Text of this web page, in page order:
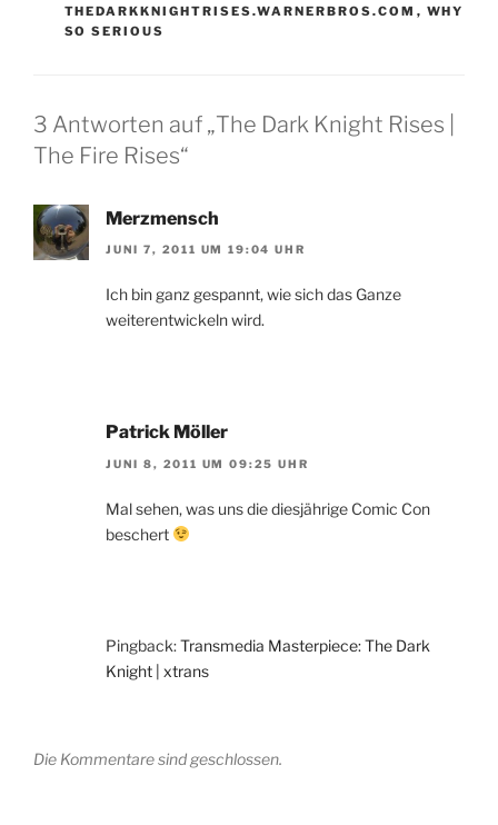
THEDARKKNIGHTRISES.WARNERBROS.COM , WHY
SO SERIOUS
3 Antworten auf „The Dark Knight Rises |
The Fire Rises“
Merzmensch
JUNI 7, 2011 UM 19:04 UHR
Ich bin ganz gespannt, wie sich das Ganze
weiterentwickeln wird.
Patrick Möller
JUNI 8, 2011 UM 09:25 UHR
Mal sehen, was uns die diesjährige Comic Con
beschert
Pingback:Transmedia Masterpiece: The Dark
Knight | xtrans
Die Kommentare sind geschlossen.